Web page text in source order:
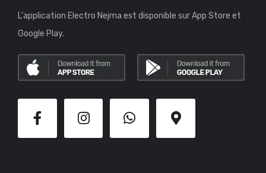
L'application Electro Nejma est disponible sur App Store et
Google Play.